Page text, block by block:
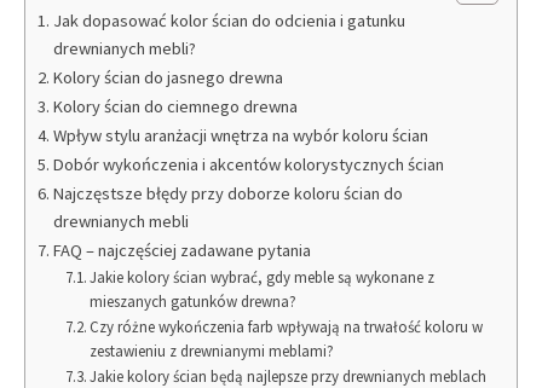
Jak dopasować kolor ścian do odcienia i gatunku
drewnianych mebli?
Kolory ścian do jasnego drewna
Kolory ścian do ciemnego drewna
Wpływ stylu aranżacji wnętrza na wybór koloru ścian
Dobór wykończenia i akcentów kolorystycznych ścian
Najczęstsze błędy przy doborze koloru ścian do
drewnianych mebli
FAQ – najczęściej zadawane pytania
Jakie kolory ścian wybrać, gdy meble są wykonane z
mieszanych gatunków drewna?
Czy różne wykończenia farb wpływają na trwałość koloru w
zestawieniu z drewnianymi meblami?
Jakie kolory ścian będą najlepsze przy drewnianych meblach